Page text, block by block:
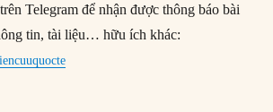
Telegram để nhận được thông báo bài
tin, tài liệu… hữu ích khác: